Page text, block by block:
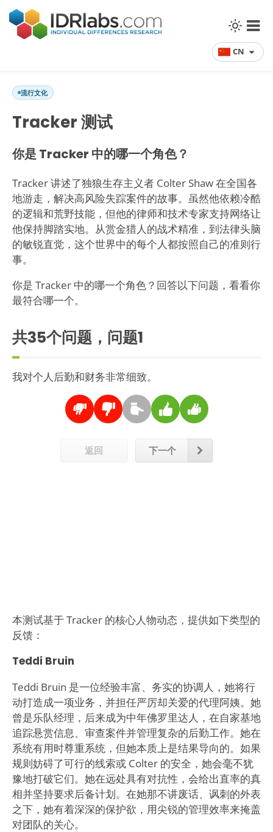
CN
流行文化
Tracker 测试
你是 Tracker 中的哪一个角色？
Tracker 讲述了独狼生存主义者 Colter Shaw 在全国各
地游走，解决高风险失踪案件的故事。虽然他依赖冷酷
的逻辑和荒野技能，但他的律师和技术专家支持网络让
他保持脚踏实地。从赏金猎人的战术精准，到法律头脑
的敏锐直觉，这个世界中的每个人都按照自己的准则行
事。
你是 Tracker 中的哪一个角色？回答以下问题，看看你
最符合哪一个。
共35个问题，问题1
我对个人后勤和财务非常细致。
返回 下一个
本测试基于 Tracker 的核心人物动态，提供如下类型的
反馈：
Teddi Bruin
Teddi Bruin 是一位经验丰富、务实的协调人，她将行
动打造成一项业务，并担任严厉却关爱的代理阿姨。她
曾是乐队经理，后来成为中年佛罗里达人，在自家基地
追踪悬赏信息、审查案件并管理复杂的后勤工作。她在
系统有用时尊重系统，但她本质上是结果导向的。如果
规则妨碍了可行的线索或 Colter 的安全，她会毫不犹
豫地打破它们。她在远处具有对抗性，会给出直率的真
相并坚持要求后备计划。在她那不讲废话、讽刺的外表
之下，她有着深深的保护欲，用尖锐的管理效率来掩盖
对团队的关心。